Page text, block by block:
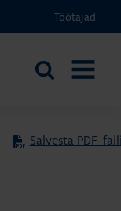
Töötajad
Otsi
Salvesta PDF-